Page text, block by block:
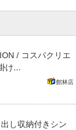
/ コスパクリエ
け...
館林店
出し収納付きシン